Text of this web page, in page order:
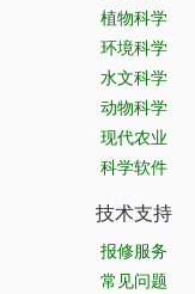
植物科学
环境科学
水文科学
动物科学
现代农业
科学软件
技术支持
报修服务
常见问题